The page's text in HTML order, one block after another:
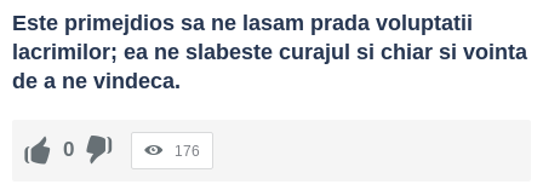
Este primejdios sa ne lasam prada voluptatii
lacrimilor; ea ne slabeste curajul si chiar si vointa
de a ne vindeca.
0 176